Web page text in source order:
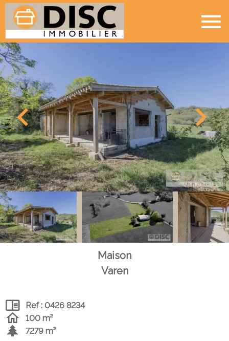
Maison
Varen
Ref : 0426 8234
100 m²
7279 m²